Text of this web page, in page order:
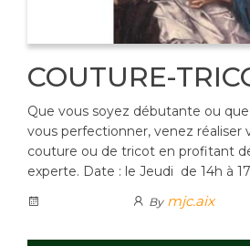
COUTURE-
Que vous soyez débutante ou
vous perfectionner, venez réaliser
couture ou de tricot en profitant
experte. Date : le Jeudi de 14h à
By mjc.aix